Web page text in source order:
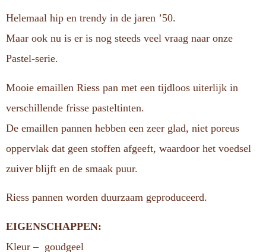
Helemaal hip en trendy in de jaren ’50.
Maar ook nu is er is nog steeds veel vraag naar onze
Pastel-serie.
Mooie emaillen Riess pan met een tijdloos uiterlijk in
verschillende frisse pasteltinten.
De emaillen pannen hebben een zeer glad, niet poreus
oppervlak dat geen stoffen afgeeft, waardoor het voedsel
zuiver blijft en de smaak puur.
Riess pannen worden duurzaam geproduceerd.
EIGENSCHAPPEN:
Kleur – goudgeel